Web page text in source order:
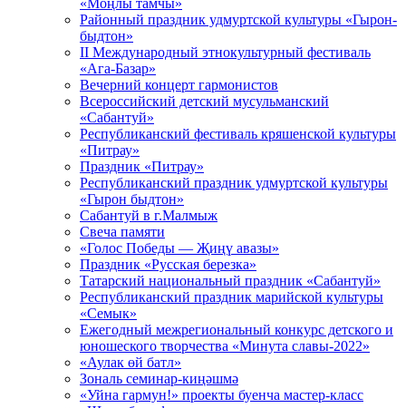
«Моңлы тамчы»
Районный праздник удмуртской культуры «Гырон-
быдтон»
II Международный этнокультурный фестиваль
«Ага-Базар»
Вечерний концерт гармонистов
Всероссийский детский мусульманский
«Сабантуй»
Республиканский фестиваль кряшенской культуры
«Питрау»
Праздник «Питрау»
Республиканский праздник удмуртской культуры
«Гырон быдтон»
Сабантуй в г.Малмыж
Свеча памяти
«Голос Победы — Җиңү авазы»
Праздник «Русская березка»
Татарский национальный праздник «Сабантуй»
Республиканский праздник марийской культуры
«Семык»
Ежегодный межрегиональный конкурс детского и
юношеского творчества «Минута славы-2022»
«Аулак өй батл»
Зональ семинар-киңәшмә
«Уйна гармун!» проекты буенча мастер-класс